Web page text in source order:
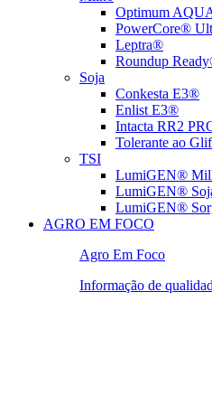
Optimum
PowerCore®
Leptra®
Roundup
Soja
Conkesta E3®
Enlist E3®
Intacta RR2
Tolerante ao
TSI
LumiGEN®
LumiGEN®
LumiGEN®
AGRO EM FOCO
Agro Em Foco
Informação de